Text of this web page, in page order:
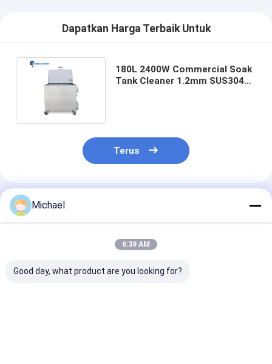
Dapatkan Harga Terbaik Untuk
180L 2400W Commercial Soak
Tank Cleaner 1.2mm SUS304
Terus
Rekomendasi Produk
Michael
6:39 AM
Good day, what product are you looking for?